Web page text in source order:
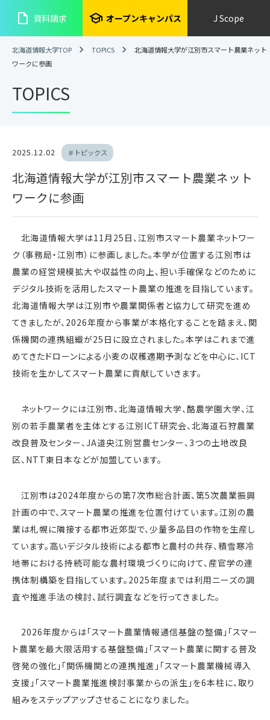
insert_drive_file 資料請求 school オープンキャンパス J Scope
北海道情報大学TOP TOPICS
北海道情報大学が江別市スマート農業ネット
ワークに参画
TOPICS
2025.12.02 ＃トピックス
北海道情報大学が江別市スマート農業ネット
ワークに参画
北海道情報大学は11月25日、江別市スマート農業ネットワー
ク（事務局・江別市）に参画しました。本学が位置する江別市は
農業の経営規模拡大や収益性の向上、担い手確保などのために
デジタル技術を活用したスマート農業の推進を目指しています。
北海道情報大学は江別市や農業関係者と協力して研究を進め
てきましたが、2026年度から事業が本格化することを踏まえ、関
係機関の連携組織が25日に設立されました。本学はこれまで進
めてきたドローンによる小麦の収穫適期予測などを中心に、ICT
技術を生かしてスマート農業に貢献していきます。
ネットワークには江別市、北海道情報大学、酪農学園大学、江
別の若手農業者を主体とする江別ICT研究会、北海道石狩農業
改良普及センター、JA道央江別営農センター、3つの土地改良
区、NTT東日本などが加盟しています。
江別市は2024年度からの第7次市総合計画、第5次農業振興
計画の中で、スマート農業の推進を位置付けています。江別の農
業は札幌に隣接する都市近郊型で、少量多品目の作物を生産し
ています。高いデジタル技術による都市と農村の共存、積雪寒冷
地帯における持続可能な農村環境づくりに向けて、産官学の連
携体制構築を目指しています。2025年度までは利用ニーズの調
査や推進手法の検討、試行調査などを行ってきました。
2026年度からは「スマート農業情報通信基盤の整備」「スマー
ト農業を最大限活用する基盤整備」「スマート農業に関する普及
啓発の強化」「関係機関との連携推進」「スマート農業機械導入
支援」「スマート農業推進検討事業からの派生」を6本柱に、取り
組みをステップアップさせることになりました。